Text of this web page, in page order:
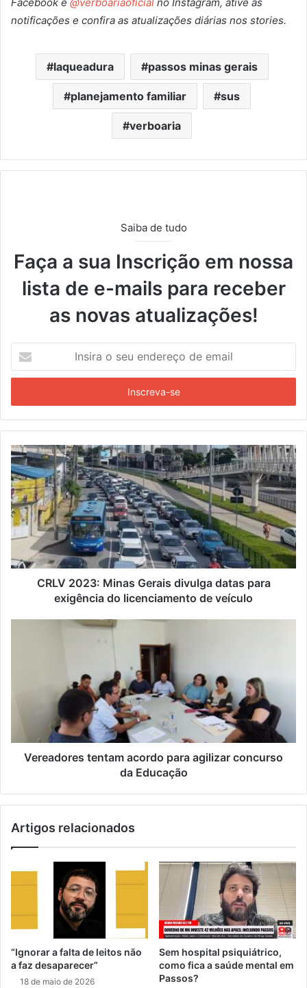
notificações e confira as atualizações diárias nos stories.
laqueadura passos minas gerais
planejamento familiar sus
verboaria
Saiba de tudo
Faça a sua Inscrição em nossa
lista de e-mails para receber
as novas atualizações!
s
r
a
s
e
u
e
n
d
e
e
e
CRLV 2023: Minas Gerais divulga datas para
exigência do licenciamento de veículo
Vereadores tentam acordo para agilizar concurso
da Educação
Artigos relacionados
“Ignorar a falta de leitos não
a faz desaparecer”
18 de maio de 2026
Sem hospital psiquiátrico,
como fica a saúde mental em
Passos?